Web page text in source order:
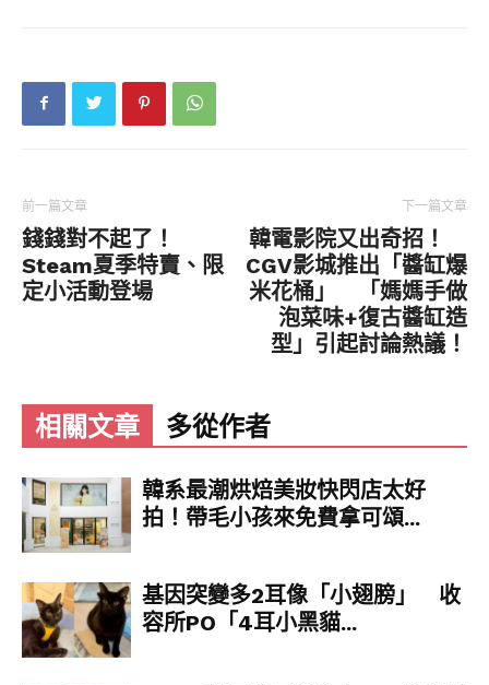
Softworks自家所開發的創作引擎2之威能－預告全
數是遊戲內的畫面，沒有使用任何電影工具。同時
Xbox也宣布這款遊戲將由Xbox遊戲機所獨佔，這
也意味PlayStation玩家將無緣在PS次世代主機上
玩到這款畫面非常美麗的太空科幻大作。
Bethesda Softworks高級副總裁Pete Hines也曾
空》（Starfield）因由Xbox獨佔讓他們無法玩到
而致歉；但隨後他自己的推特以及
他的意思是，身為Bethesda Softworks所製作遊
戲的粉絲卻不再能在自己的遊戲平台上玩到遊戲，
他完全能理解粉絲的不開心或生氣，並表達同理心
前一篇文章
錢錢對不起了！
Steam夏季特賣、限
定小活動登場
下一篇文章
韓電影院又出奇招！
CGV影城推出「醬缸爆
米花桶」 「媽媽手做
泡菜味+復古醬缸造
型」引起討論熱議！
相關文章 多從作者
韓系最潮烘焙美妝快閃店太好
拍！帶毛小孩來免費拿可頌...
基因突變多2耳像「小翅膀」 收
容所PO「4耳小黑貓...